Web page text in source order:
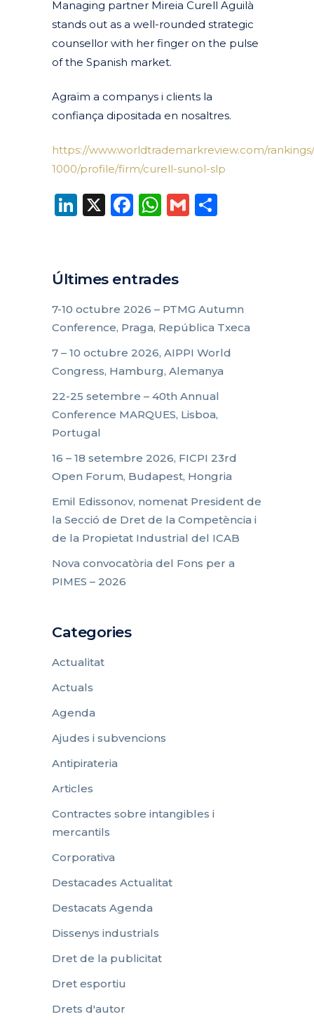
Managing partner Mireia Curell Aguilà
stands out as a well-rounded strategic
counsellor with her finger on the pulse
of the Spanish market.
Agraïm a companys i clients la
confiança dipositada en nosaltres.
https://www.worldtrademarkreview.com/
1000/profile/firm/curell-sunol-slp
LinkedIn
X Facebook
WhatsApp
Gmail
Últimes entrades
7-10 octubre 2026 – PTMG Autumn
Conference, Praga, República Txeca
7 – 10 octubre 2026, AIPPI World
Congress, Hamburg, Alemanya
22-25 setembre – 40th Annual
Conference MARQUES, Lisboa,
Portugal
16 – 18 setembre 2026, FICPI 23rd
Open Forum, Budapest, Hongria
Emil Edissonov, nomenat President de
la Secció de Dret de la Competència i
de la Propietat Industrial del ICAB
Nova convocatòria del Fons per a
PIMES – 2026
Categories
Actualitat
Actuals
Agenda
Ajudes i subvencions
Antipirateria
Articles
Contractes sobre intangibles i
mercantils
Corporativa
Destacades Actualitat
Destacats Agenda
Dissenys industrials
Dret de la publicitat
Dret esportiu
Drets d'autor